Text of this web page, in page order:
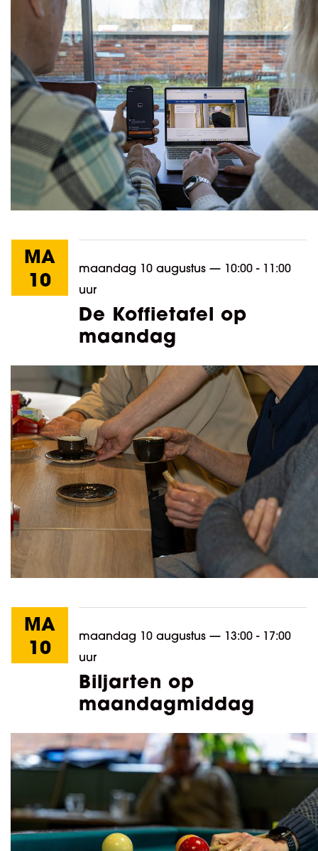
MA
10
maandag 10 augustus — 10:00 - 11:00
uur
De Koffietafel op
maandag
MA
10
maandag 10 augustus — 13:00 - 17:00
uur
Biljarten op
maandagmiddag